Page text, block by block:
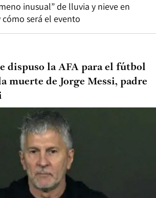
inusual” de lluvia y nieve en
será el evento
dispuso la AFA para el fútbol
muerte de Jorge Messi, padre